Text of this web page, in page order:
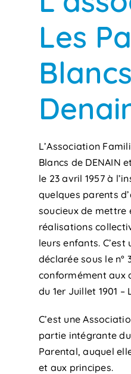
Les
L’Association
Blancs de DENAIN
le 23 avril 1957 à
quelques parents
soucieux de mettre
réalisations
leurs enfants.
déclarée sous le n°
conformément aux
du 1er Juillet 1901
C’est une
partie intégrante
Parental, auquel
et aux principes.